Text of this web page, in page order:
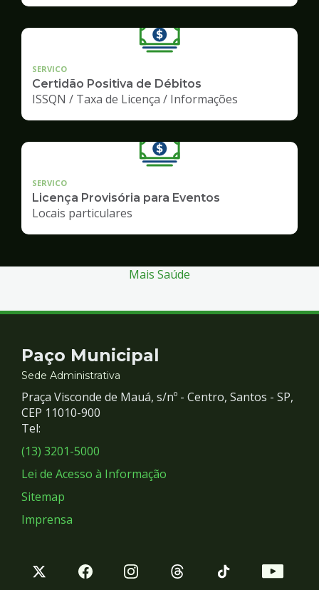
SERVICO
Certidão Positiva de Débitos
ISSQN / Taxa de Licença / Informações
SERVICO
Licença Provisória para Eventos
Locais particulares
Mais Saúde
Contato
e
Redes
Sociais
Paço Municipal
Sede Administrativa
Praça Visconde de Mauá, s/nº - Centro, Santos - SP,
CEP 11010-900
Tel:
(13) 3201-5000
Lei de Acesso à Informação
Sitemap
Imprensa